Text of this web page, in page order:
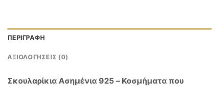
ΠΕΡΙΓΡΑΦΉ
ΑΞΙΟΛΟΓΉΣΕΙΣ (0)
Σκουλαρίκια Ασημένια 925 – Κοσμήματα που